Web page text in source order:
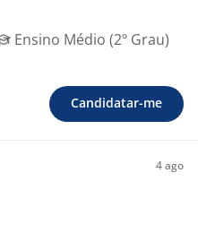
Ensino Médio (2º Grau)
Candidatar-me
4 ago